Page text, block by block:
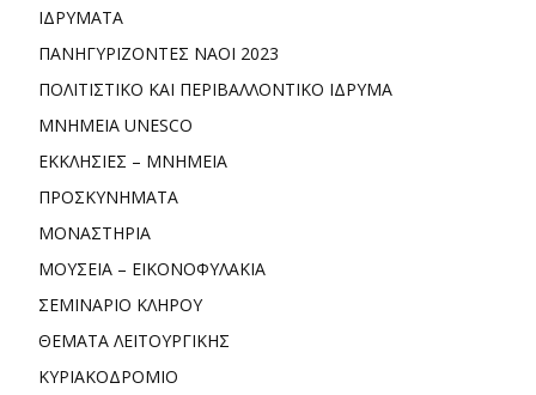
ΙΔΡΥΜΑΤΑ
ΠΑΝΗΓΥΡΙΖΟΝΤΕΣ ΝΑΟΙ 2023
ΠΟΛΙΤΙΣΤΙΚΟ ΚΑΙ ΠΕΡΙΒΑΛΛΟΝΤΙΚΟ ΙΔΡΥΜΑ
ΜΝΗΜΕΙΑ UNESCO
ΕΚΚΛΗΣΙΕΣ – ΜΝΗΜΕΙΑ
ΠΡΟΣΚΥΝΗΜΑΤΑ
ΜΟΝΑΣΤΗΡΙΑ
ΜΟΥΣΕΙΑ – ΕΙΚΟΝΟΦΥΛΑΚΙΑ
ΣΕΜΙΝΑΡΙΟ ΚΛΗΡΟΥ
ΘΕΜΑΤΑ ΛΕΙΤΟΥΡΓΙΚΗΣ
ΚΥΡΙΑΚΟΔΡΟΜΙΟ